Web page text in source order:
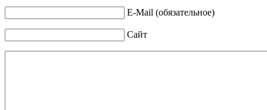
E-Mail (обязательное)
Сайт